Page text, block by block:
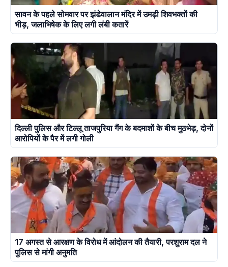
सावन के पहले सोमवार पर झंडेवालान मंदिर में उमड़ी शिवभक्तों की
भीड़, जलाभिषेक के लिए लगी लंबी कतारें
दिल्ली पुलिस और टिल्लू ताजपुरिया गैंग के बदमाशों के बीच मुठभेड़, दोनों
आरोपियों के पैर में लगी गोली
17 अगस्त से आरक्षण के विरोध में आंदोलन की तैयारी, परशुराम दल ने
पुलिस से मांगी अनुमति